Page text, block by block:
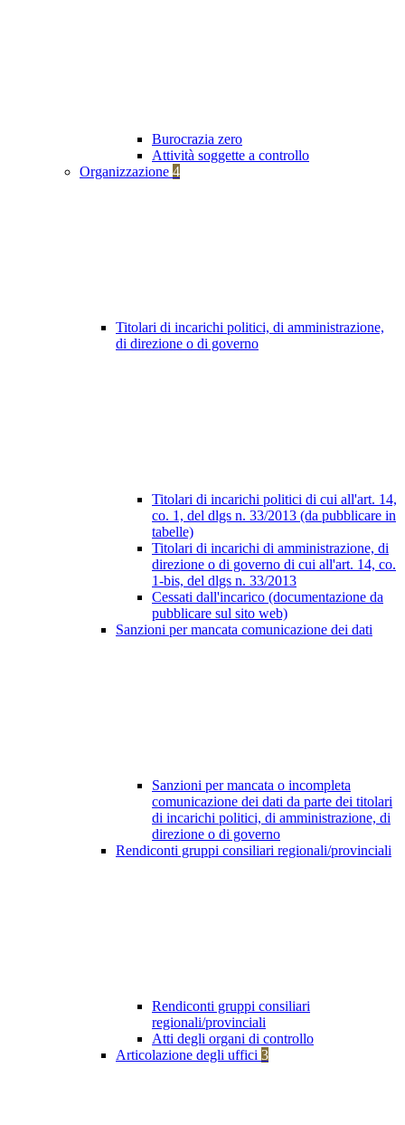
Burocrazia zero
Attività soggette a controllo
Organizzazione 4
Titolari di incarichi politici, di amministrazione,
di direzione o di governo
Titolari di incarichi politici di cui all'art. 14,
co. 1, del dlgs n. 33/2013 (da pubblicare in
tabelle)
Titolari di incarichi di amministrazione, di
direzione o di governo di cui all'art. 14, co.
1-bis, del dlgs n. 33/2013
Cessati dall'incarico (documentazione da
pubblicare sul sito web)
Sanzioni per mancata comunicazione dei dati
Sanzioni per mancata o incompleta
comunicazione dei dati da parte dei titolari
di incarichi politici, di amministrazione, di
direzione o di governo
Rendiconti gruppi consiliari regionali/provinciali
Rendiconti gruppi consiliari
regionali/provinciali
Atti degli organi di controllo
Articolazione degli uffici 3